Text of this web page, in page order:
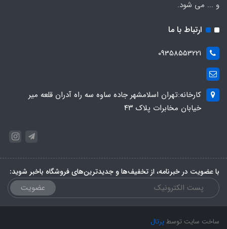
و ... می شود.
ارتباط با ما
09358553221
کارخانه:تهران اسلامشهر جاده ساوه سه راه آدران قلعه میر
خیابان مخابرات پلاک ۴۳
با عضویت در خبرنامه، از تخفیف‌ها و جدیدترین‌های فروشگاه باخبر شوید:
عضویت
ساخت سایت توسطپرتال